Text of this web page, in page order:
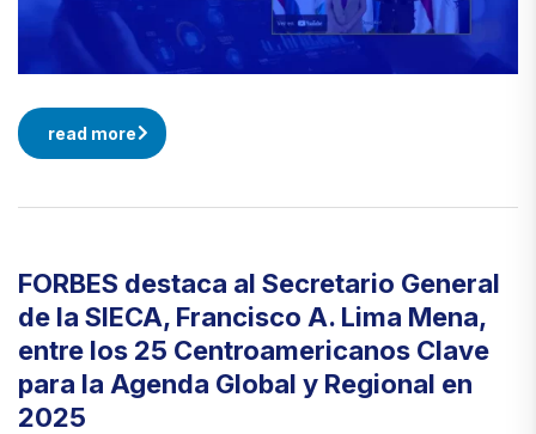
read more
FORBES destaca al Secretario General
de la SIECA, Francisco A. Lima Mena,
entre los 25 Centroamericanos Clave
para la Agenda Global y Regional en
2025